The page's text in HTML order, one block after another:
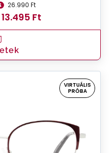
26.990 Ft
13.495 Ft
VIRTUÁLIS
PRÓBA